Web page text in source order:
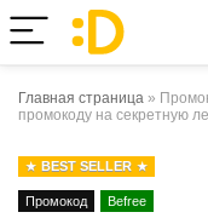
Главная страница »
промокоду на секретную
BEST SELLER
Промокод Befree